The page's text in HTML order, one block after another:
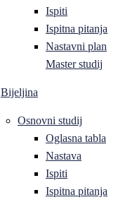
Ispiti
Ispitna pitanja
Nastavni plan
Master studij
Bijeljina
Osnovni studij
Oglasna tabla
Nastava
Ispiti
Ispitna pitanja